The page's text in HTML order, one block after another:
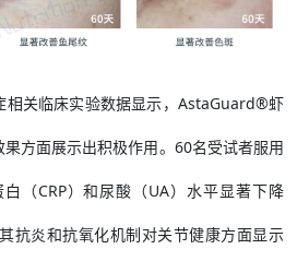
相关临床实验数据显示，AstaGuard®虾
方面展示出积极作用。60名受试者服用
（CRP）和尿酸（UA）水平显著下降
抗炎和抗氧化机制对关节健康方面显示